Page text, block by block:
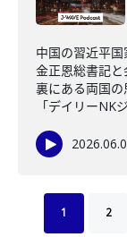
中国の習近平国
金正恩総書記
裏にある両国
「デイリーNK
1 2